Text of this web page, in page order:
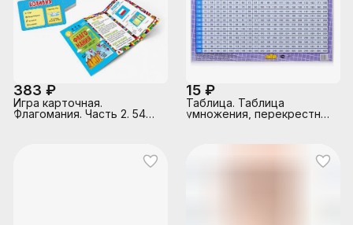
383 ₽
Игра карточная.
Флагомания. Часть 2. 54
15 ₽
Таблица. Таблица
умножения, перекрестная